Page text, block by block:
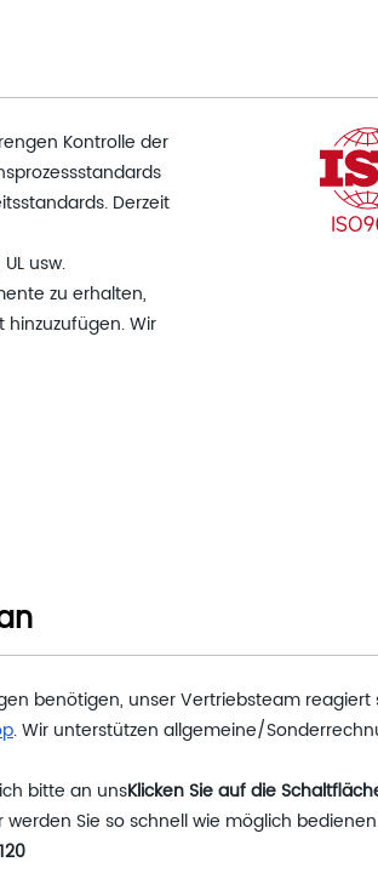
Kontrolle der
Derzeit
usw.
zu erhalten,
Wir
benötigen, unser Vertriebsteam reagiert
. Wir unterstützen allgemeine/
bitte an unsKlicken Sie auf die
Sie so schnell wie möglich